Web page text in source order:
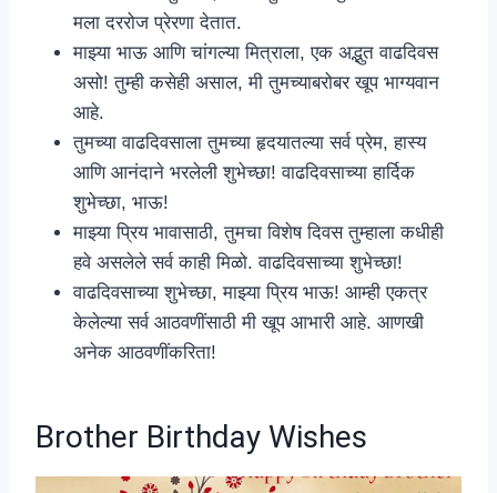
मला दररोज प्रेरणा देतात.
माझ्या भाऊ आणि चांगल्या मित्राला, एक अद्भुत वाढदिवस
असो! तुम्ही कसेही असाल, मी तुमच्याबरोबर खूप भाग्यवान
आहे.
तुमच्या वाढदिवसाला तुमच्या हृदयातल्या सर्व प्रेम, हास्य
आणि आनंदाने भरलेली शुभेच्छा! वाढदिवसाच्या हार्दिक
शुभेच्छा, भाऊ!
माझ्या प्रिय भावासाठी, तुमचा विशेष दिवस तुम्हाला कधीही
हवे असलेले सर्व काही मिळो. वाढदिवसाच्या शुभेच्छा!
वाढदिवसाच्या शुभेच्छा, माझ्या प्रिय भाऊ! आम्ही एकत्र
केलेल्या सर्व आठवणींसाठी मी खूप आभारी आहे. आणखी
अनेक आठवणींकरिता!
Brother Birthday Wishes